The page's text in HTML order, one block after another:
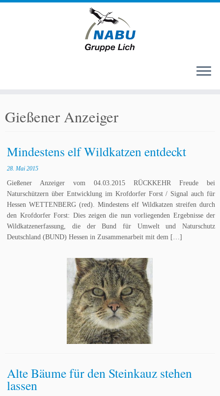
springen
Gießener Anzeiger
Mindestens elf Wildkatzen entdeckt
28. Mai 2015
Gießener Anzeiger vom 04.03.2015 RÜCKKEHR Freude bei
Naturschützern über Entwicklung im Krofdorfer Forst / Signal auch für
Hessen WETTENBERG (red). Mindestens elf Wildkatzen streifen durch
den Krofdorfer Forst: Dies zeigen die nun vorliegenden Ergebnisse der
Wildkatzenerfassung, die der Bund für Umwelt und Naturschutz
Deutschland (BUND) Hessen in Zusammenarbeit mit dem […]
Alte Bäume für den Steinkauz stehen
lassen